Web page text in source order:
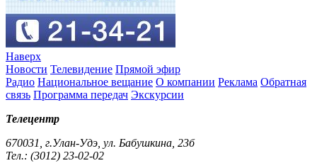
Наверх
Новости Телевидение Прямой эфир
Радио Национальное вещание О компании Реклама Обратная
связь Программа передач Экскурсии
Телецентр
670031, г.Улан-Удэ, ул. Бабушкина, 23б
Тел.: (3012) 23-02-02